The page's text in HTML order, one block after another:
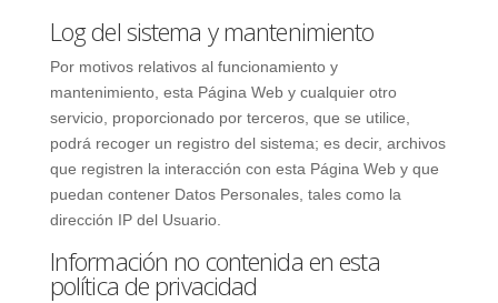
Log del sistema y mantenimiento
Por motivos relativos al funcionamiento y
mantenimiento, esta Página Web y cualquier otro
servicio, proporcionado por terceros, que se utilice,
podrá recoger un registro del sistema; es decir, archivos
que registren la interacción con esta Página Web y que
puedan contener Datos Personales, tales como la
dirección IP del Usuario.
Información no contenida en esta
política de privacidad